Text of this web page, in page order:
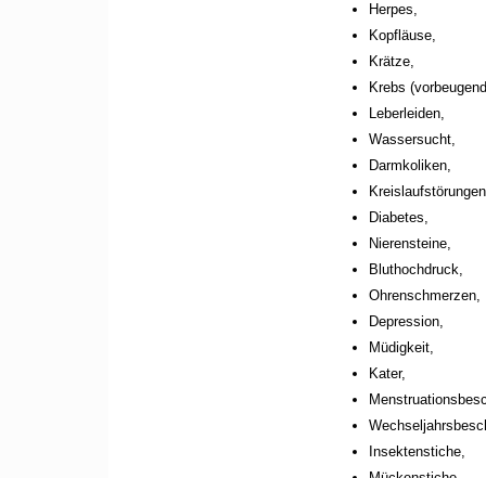
Herpes,
Kopfläuse,
Krätze,
Krebs
Leberleiden,
Wassersucht,
Darmkoliken,
Diabetes,
Nierensteine,
Bluthochdruck,
Ohrenschmerzen,
Depression,
Müdigkeit,
Kater,
Insektenstiche,